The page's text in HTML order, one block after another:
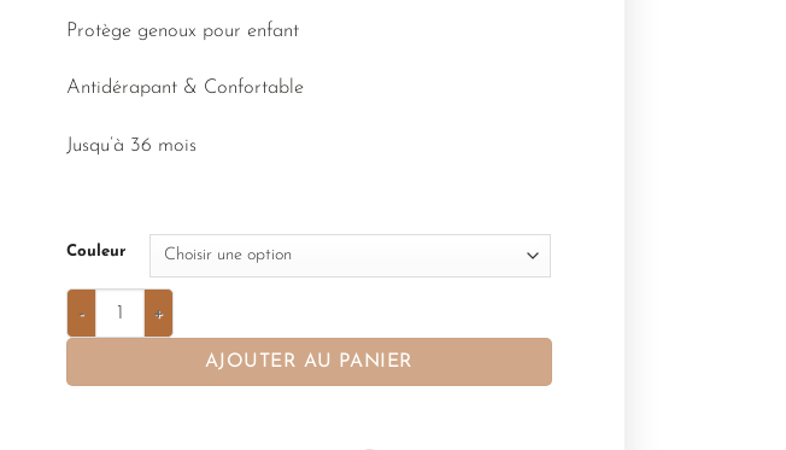
Protège genoux pour enfant
Antidérapant & Confortable
Jusqu’à 36 mois
Couleur
AJOUTER AU PANIER